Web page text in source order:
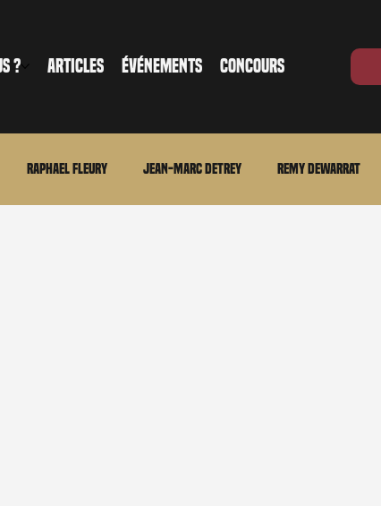
? ARTICLES ÉVÉNEMENTS CONCOURS
Raphael Fleury Jean-Marc Detrey Remy Dewarrat